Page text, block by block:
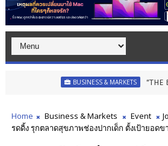
BUSINESS & MARKETS “THE BEST MUM
Home Business & Markets Event
รดดิ้ง รุกตลาดสุขภาพช่องปากเด็ก ตั้งเป้ายอดข